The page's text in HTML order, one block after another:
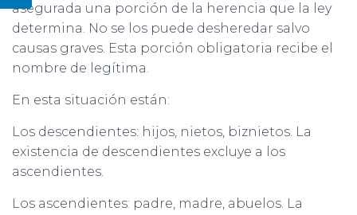
asegurada una porción de la herencia que la ley
determina. No se los puede desheredar salvo
causas graves. Esta porción obligatoria recibe el
nombre de legítima.
En esta situación están:
Los descendientes: hijos, nietos, biznietos. La
existencia de descendientes excluye a los
ascendientes.
Los ascendientes: padre, madre, abuelos. La